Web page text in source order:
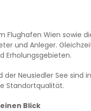
Flughafen Wien sowie
und Anleger.
Erholungsgebieten.
Neusiedler See sind
Standortqualität.
Blick